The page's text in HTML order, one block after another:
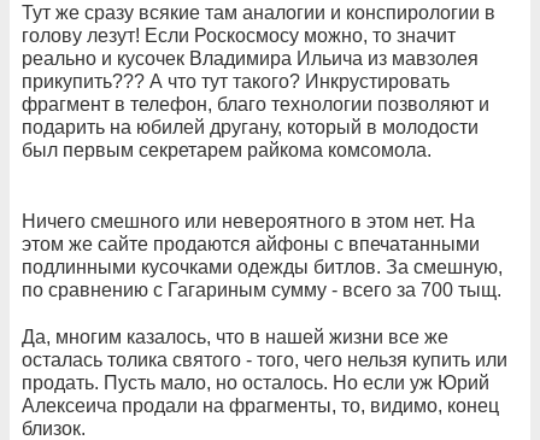
Тут же сразу всякие там аналогии и конспирологии в
голову лезут! Если Роскосмосу можно, то значит
реально и кусочек Владимира Ильича из мавзолея
прикупить??? А что тут такого? Инкрустировать
фрагмент в телефон, благо технологии позволяют и
подарить на юбилей другану, который в молодости
был первым секретарем райкома комсомола.
Ничего смешного или невероятного в этом нет. На
этом же сайте продаются айфоны с впечатанными
подлинными кусочками одежды битлов. За смешную,
по сравнению с Гагариным сумму - всего за 700 тыщ.
Да, многим казалось, что в нашей жизни все же
осталась толика святого - того, чего нельзя купить или
продать. Пусть мало, но осталось. Но если уж Юрий
Алексеича продали на фрагменты, то, видимо, конец
близок.